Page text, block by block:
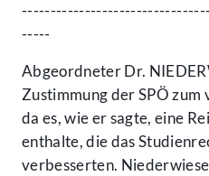
-----
Abgeordneter Dr.
Zustimmung der SPÖ zum
da es, wie er sagte, eine
enthalte, die das
verbesserten.